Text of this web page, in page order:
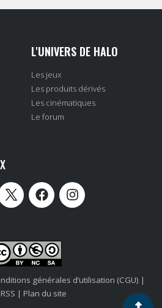
L'UNIVERS DE HALO
Les jeux
Les produits dérivés
Les cinématiques
Le forum
générales d’utilisation (CGU) |
| Plan du site